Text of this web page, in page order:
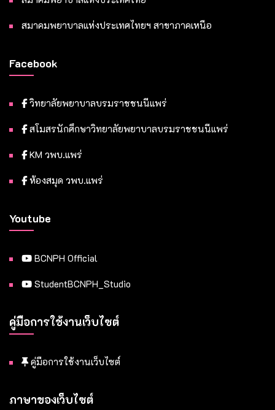
สมาคมพยาบาลแห่งประเทศไทยฯ สาขาภาคเหนือ
Facebook
วิทยาลัยพยาบาลบรมราชชนนีแพร่
สโมสรนักศึกษาวิทยาลัยพยาบาลบรมราชชนนีแพร่
KM วพบ.แพร่
ห้องสมุด วพบ.แพร่
Youtube
BCNPH Official
StudentBCNPH_Studio
คู่มือการใช้งานเว็บไซต์
คู่มือการใช้งานเว็บไซต์
ภาษาของเว็บไซต์